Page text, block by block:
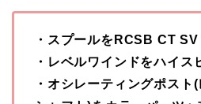
・スプールをRCSB CT
・レベルワインドをハイス
・オシレーティングポスト